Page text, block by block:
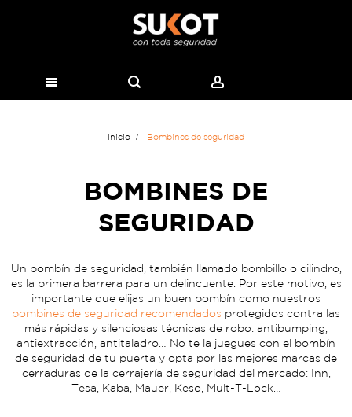
Inicio Bombines de seguridad
BOMBINES DE
SEGURIDAD
Un bombín de seguridad, también llamado bombillo o cilindro,
es la primera barrera para un delincuente. Por este motivo, es
importante que elijas un buen bombín como nuestros
bombines de seguridad recomendados protegidos contra las
más rápidas y silenciosas técnicas de robo: antibumping,
antiextracción, antitaladro… No te la juegues con el bombín
de seguridad de tu puerta y opta por las mejores marcas de
cerraduras de la cerrajería de seguridad del mercado: Inn,
Tesa, Kaba, Mauer, Keso, Mult-T-Lock…